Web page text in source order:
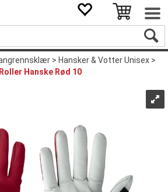
>Hansker & Votter Unisex>
Hanske Rød 10